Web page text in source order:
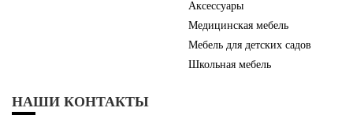
Аксессуары
Медицинская мебель
Мебель для детских садов
Школьная мебель
НАШИ КОНТАКТЫ